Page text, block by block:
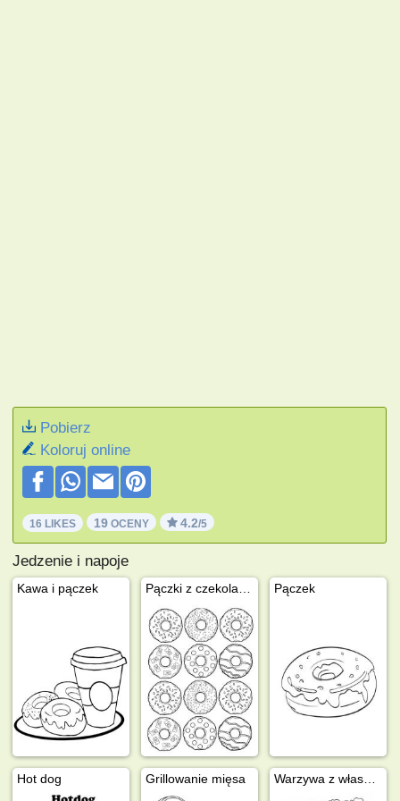
Pobierz
Koloruj online
16 LIKES 19 OCENY 4.2/5
Jedzenie i napoje
Kawa i pączek Pączek
Hot dog Grillowanie mięsa